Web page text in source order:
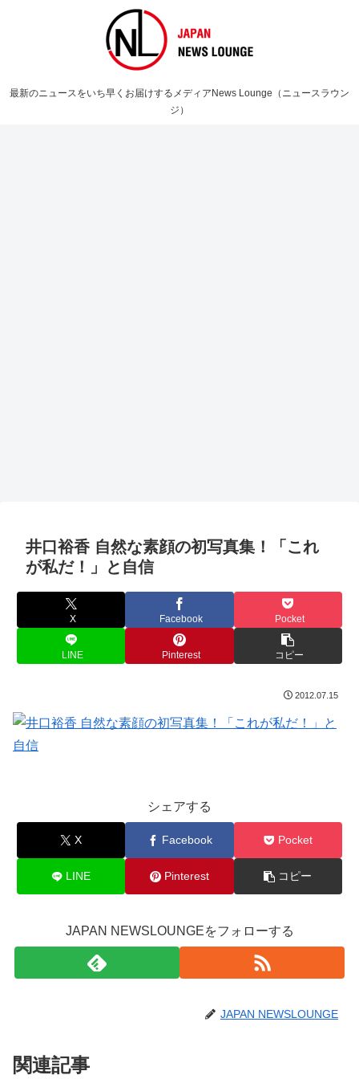
最新のニュースをいち早くお届けするメディアNews Lounge（ニュースラウン
ジ）
井口裕香 自然な素顔の初写真集！「これ
が私だ！」と自信
X Facebook Pocket
LINE Pinterest コピー
2012.07.15
シェアする
X Facebook Pocket
LINE Pinterest コピー
JAPAN NEWSLOUNGEをフォローする
JAPAN NEWSLOUNGE
関連記事